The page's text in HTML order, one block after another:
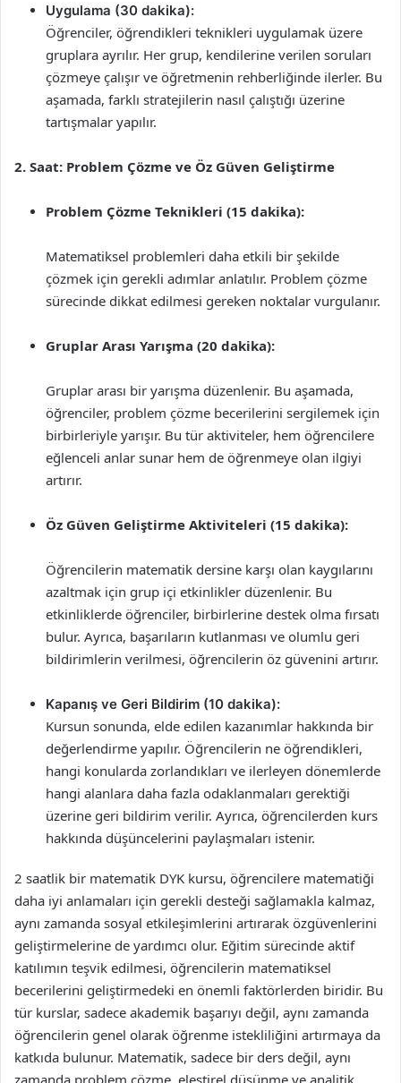
Uygulama (30 dakika):
Öğrenciler, öğrendikleri teknikleri uygulamak üzere
gruplara ayrılır. Her grup, kendilerine verilen soruları
çözmeye çalışır ve öğretmenin rehberliğinde ilerler. Bu
aşamada, farklı stratejilerin nasıl çalıştığı üzerine
tartışmalar yapılır.
2. Saat: Problem Çözme ve Öz Güven Geliştirme
Problem Çözme Teknikleri (15 dakika):
Matematiksel problemleri daha etkili bir şekilde
çözmek için gerekli adımlar anlatılır. Problem çözme
sürecinde dikkat edilmesi gereken noktalar vurgulanır.
Gruplar Arası Yarışma (20 dakika):
Gruplar arası bir yarışma düzenlenir. Bu aşamada,
öğrenciler, problem çözme becerilerini sergilemek için
birbirleriyle yarışır. Bu tür aktiviteler, hem öğrencilere
eğlenceli anlar sunar hem de öğrenmeye olan ilgiyi
artırır.
Öz Güven Geliştirme Aktiviteleri (15 dakika):
Öğrencilerin matematik dersine karşı olan kaygılarını
azaltmak için grup içi etkinlikler düzenlenir. Bu
etkinliklerde öğrenciler, birbirlerine destek olma fırsatı
bulur. Ayrıca, başarıların kutlanması ve olumlu geri
bildirimlerin verilmesi, öğrencilerin öz güvenini artırır.
Kapanış ve Geri Bildirim (10 dakika):
Kursun sonunda, elde edilen kazanımlar hakkında bir
değerlendirme yapılır. Öğrencilerin ne öğrendikleri,
hangi konularda zorlandıkları ve ilerleyen dönemlerde
hangi alanlara daha fazla odaklanmaları gerektiği
üzerine geri bildirim verilir. Ayrıca, öğrencilerden kurs
hakkında düşüncelerini paylaşmaları istenir.
2 saatlik bir matematik DYK kursu, öğrencilere matematiği
daha iyi anlamaları için gerekli desteği sağlamakla kalmaz,
aynı zamanda sosyal etkileşimlerini artırarak özgüvenlerini
geliştirmelerine de yardımcı olur. Eğitim sürecinde aktif
katılımın teşvik edilmesi, öğrencilerin matematiksel
becerilerini geliştirmedeki en önemli faktörlerden biridir. Bu
tür kurslar, sadece akademik başarıyı değil, aynı zamanda
öğrencilerin genel olarak öğrenme istekliliğini artırmaya da
katkıda bulunur. Matematik, sadece bir ders değil, aynı
zamanda problem çözme, eleştirel düşünme ve analitik